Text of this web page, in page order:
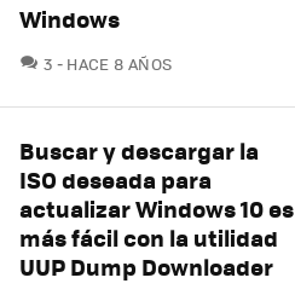
Windows
3 COMENTARIOS
HACE 8 AÑOS
Buscar y descargar la
ISO deseada para
actualizar Windows 10 es
más fácil con la utilidad
UUP Dump Downloader